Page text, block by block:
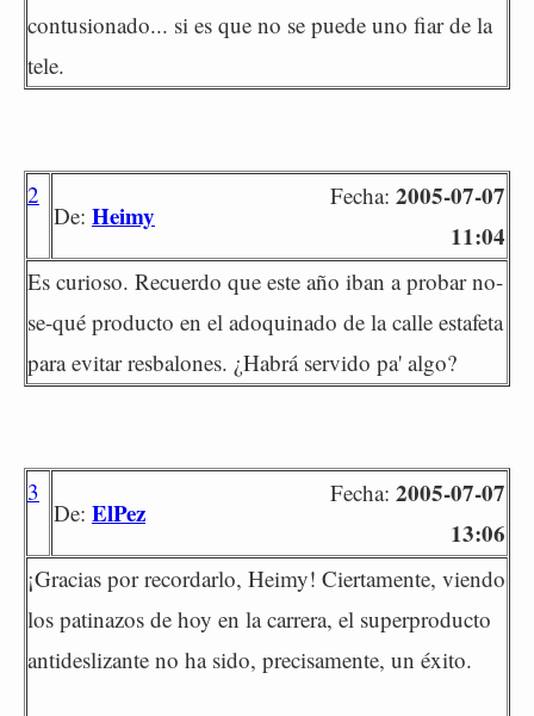
contusionado... si es que no se puede uno fiar de la
tele.
2
De: Heimy
Fecha: 2005-07-07
11:04
Es curioso. Recuerdo que este año iban a probar no-
se-qué producto en el adoquinado de la calle estafeta
para evitar resbalones. ¿Habrá servido pa' algo?
3
De: ElPez
Fecha: 2005-07-07
13:06
¡Gracias por recordarlo, Heimy! Ciertamente, viendo
los patinazos de hoy en la carrera, el superproducto
antideslizante no ha sido, precisamente, un éxito.